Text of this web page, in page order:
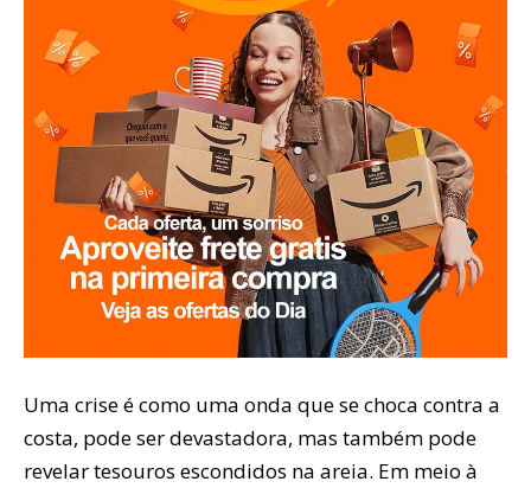
Uma crise é como uma onda que se choca contra a
costa, pode ser devastadora, mas também pode
revelar tesouros escondidos na areia. Em meio à